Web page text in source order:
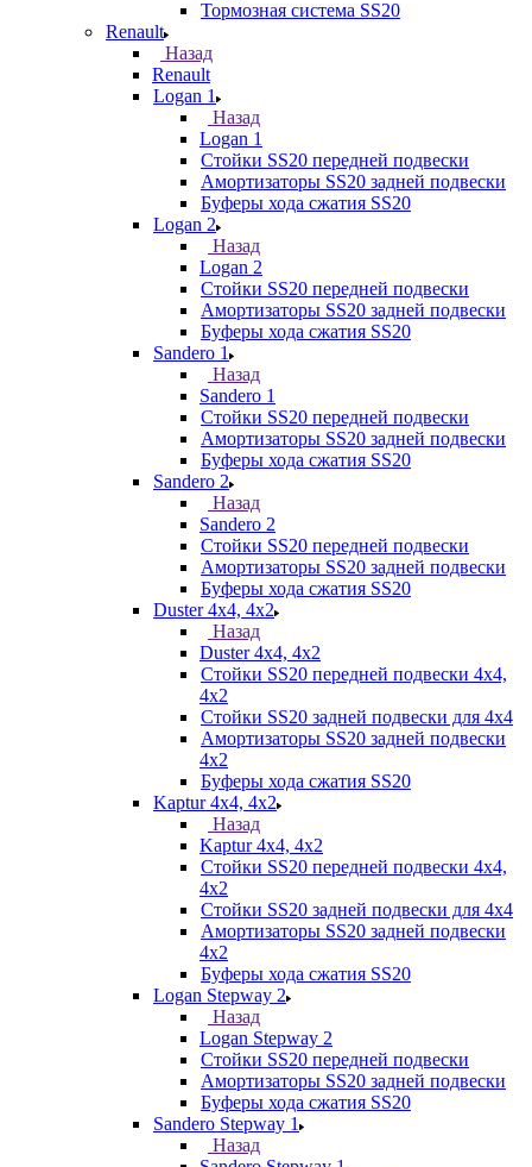
Тормозная система SS20
Renault
Назад
Renault
Logan 1
Назад
Logan 1
Стойки SS20 передней подвески
Амортизаторы SS20 задней подвески
Буферы хода сжатия SS20
Logan 2
Назад
Logan 2
Стойки SS20 передней подвески
Амортизаторы SS20 задней подвески
Буферы хода сжатия SS20
Sandero 1
Назад
Sandero 1
Стойки SS20 передней подвески
Амортизаторы SS20 задней подвески
Буферы хода сжатия SS20
Sandero 2
Назад
Sandero 2
Стойки SS20 передней подвески
Амортизаторы SS20 задней подвески
Буферы хода сжатия SS20
Duster 4х4, 4x2
Назад
Duster 4х4, 4x2
Стойки SS20 передней подвески 4х4,
4x2
Стойки SS20 задней подвески для 4х4
Амортизаторы SS20 задней подвески
4х2
Буферы хода сжатия SS20
Kaptur 4х4, 4х2
Назад
Kaptur 4х4, 4х2
Стойки SS20 передней подвески 4х4,
4x2
Стойки SS20 задней подвески для 4х4
Амортизаторы SS20 задней подвески
4х2
Буферы хода сжатия SS20
Logan Stepway 2
Назад
Logan Stepway 2
Стойки SS20 передней подвески
Амортизаторы SS20 задней подвески
Буферы хода сжатия SS20
Sandero Stepway 1
Назад